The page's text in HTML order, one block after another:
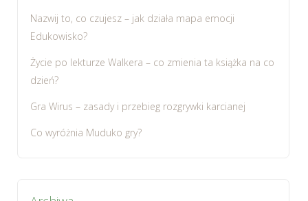
Nazwij to, co czujesz – jak działa mapa emocji
Edukowisko?
Życie po lekturze Walkera – co zmienia ta książka na co
dzień?
Gra Wirus – zasady i przebieg rozgrywki karcianej
Co wyróżnia Muduko gry?